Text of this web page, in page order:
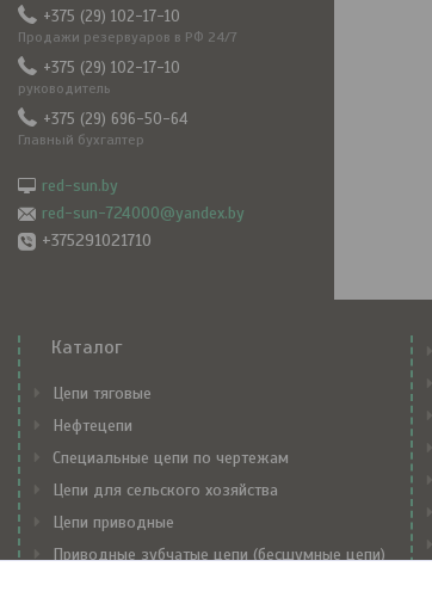
+375 (29) 102-17-10
Продажи резервуаров в РФ 24/7
+375 (29) 102-17-10
руководитель
+375 (29) 696-50-64
Главный бухгалтер
red-sun.by
red-sun-724000@yandex.by
+375291021710
Каталог
Цепи тяговые
Нефтецепи
Специальные цепи по чертежам
Цепи для сельского хозяйства
Цепи приводные
Приводные зубчатые цепи (бесшумные цепи)